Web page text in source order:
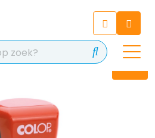
7 met onze chatbot